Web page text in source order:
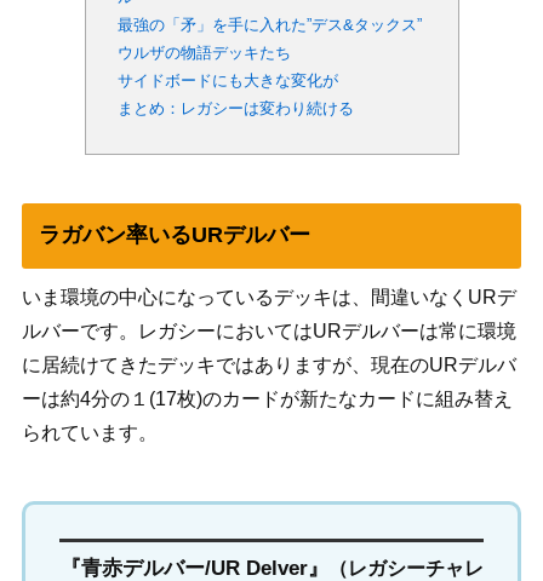
最強の「矛」を手に入れた”デス&タックス”
ウルザの物語デッキたち
サイドボードにも大きな変化が
まとめ：レガシーは変わり続ける
ラガバン率いるURデルバー
いま環境の中心になっているデッキは、間違いなくURデ
ルバーです。レガシーにおいてはURデルバーは常に環境
に居続けてきたデッキではありますが、現在のURデルバ
ーは約4分の１(17枚)のカードが新たなカードに組み替え
られています。
『青赤デルバー/UR Delver』
（レガシーチャレ